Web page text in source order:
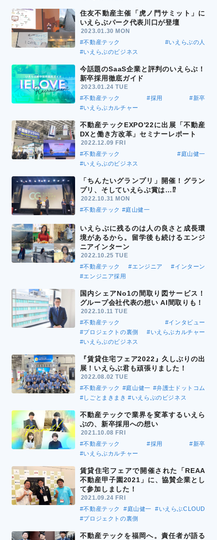
住友不動産主催「虎ノ門サミット」に
いえらぶパーク代表川口が登壇
2023.01.30 MON
#不動産テック
#いえらぶの人
#いえらぶのビジネス
今話題のSaaS企業と評判のいえらぶ！
新卒採用徹底ガイド
2023.01.24 TUE
#不動産テック
#採用
#新卒
#いえらぶカルチャー
不動産テックEXPO'22に出展「不動産
DXと働き方改革」セミナーレポート
2022.12.09 FRI
#不動産テック
#庭山健一
#いえらぶのビジネス
「ちんたいグランプリ」開催！グラン
プリ、そしていえらぶ賞は…⁉
2022.10.31 MON
#不動産テック #庭山健一
いえらぶに残るのは人の良さと成長環
境があるから。留学後も続けるエンジ
ニアインターン
2022.10.25 TUE
#不動産テック
#エンジニア
#インターン
#エンジニア採用
国内シェアNo1の間取り図サービス！
グループ会社代表の想い AI間取りも！
2022.10.11 TUE
#不動産テック
#インタビュー
#プロジェクトの裏側
#いえらぶカルチャー
#いえらぶのビジネス
『賃貸住宅フェア2022』久しぶりの出
展！いえらぶ君も頑張りました！
2022.08.02 TUE
#不動産テック #庭山健一 #弁護士ドットコム
#しごとまきまき #いえらぶのビジネス
不動産テックで業界を変革するいえら
ぶの、新卒採用への想い
2021.10.08 FRI
#不動産テック
#採用
#新卒
#いえらぶカルチャー
賃貸住宅フェアで開催された「REAA
不動産甲子園2021」に、協賛企業とし
て参加しました！
2021.09.24 FRI
#不動産テック
#庭山健一 #いえらぶCLOUD
#プロジェクトの裏側
不動産テックを福岡へ。責任者が語る